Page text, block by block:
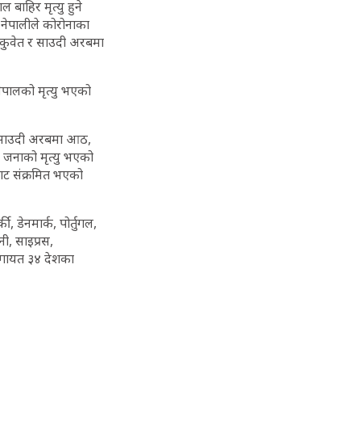
बाहिर मृत्यु हुने
कोरोनाका
र साउदी अरबमा
मृत्यु भएको
अरबमा आठ,
जनाको मृत्यु भएको
संक्रमित भएको
डेनमार्क, पोर्तुगल,
साइप्रस,
३४ देशका